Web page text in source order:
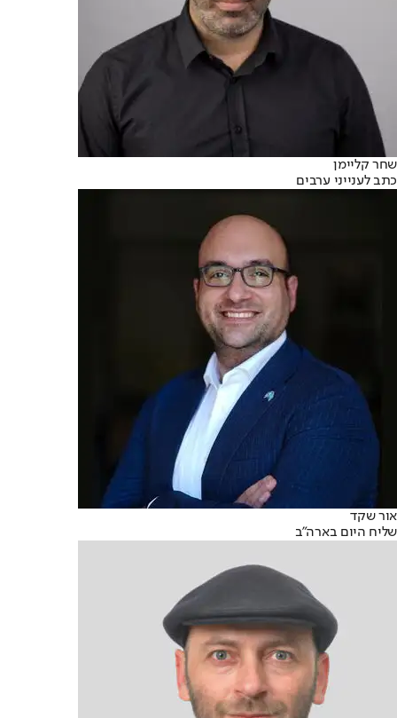
שחר קליימן
כתב לענייני ערבים
אור שקד
שליח היום בארה״ב